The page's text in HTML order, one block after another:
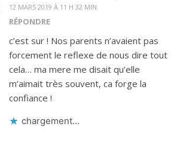
12 MARS 2019 À 11 H 32 MIN
RÉPONDRE
c’est sur ! Nos parents n’avaient pas
forcement le reflexe de nous dire tout
cela… ma mere me disait qu’elle
m’aimait très souvent, ca forge la
confiance !
chargement…